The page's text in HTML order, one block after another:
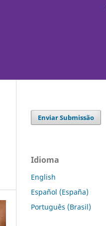
Enviar Submissão
Idioma
English
Español (España)
Português (Brasil)